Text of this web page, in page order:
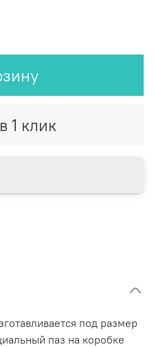
1 клик
под размер
паз на коробке